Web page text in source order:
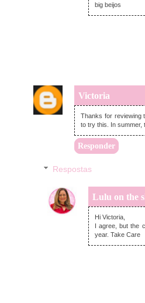
big beijos
Victoria
Thanks for reviewing
to try this. In summer,
Responder
Respostas
Lulu on the
Hi Victoria,
I agree, but the
year. Take Care